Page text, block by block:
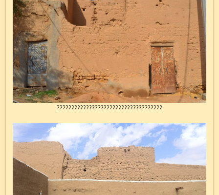
????????????????????????????????????